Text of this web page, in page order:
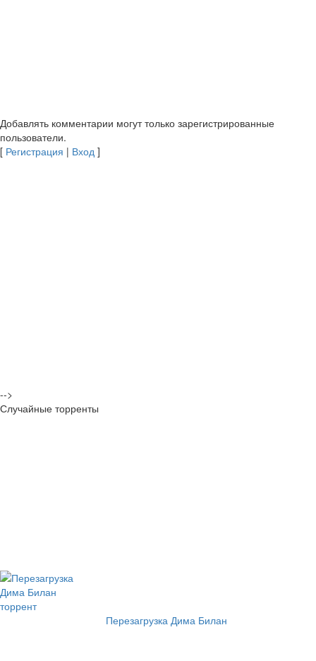
Добавлять комментарии могут только зарегистрированные
пользователи.
[ Регистрация | Вход ]
-->
Случайные торренты
Перезагрузка Дима Билан